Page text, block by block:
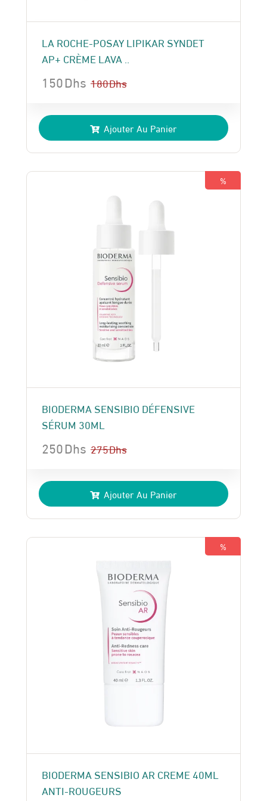
LA ROCHE-POSAY LIPIKAR SYNDET
AP+ CRÈME LAVA ..
180Dhs
prix
initial
était :
180 Dhs.
150Dhs
prix
actuel
est :
150 Dhs.
Ajouter Au Panier
%
BIODERMA SENSIBIO DÉFENSIVE
SÉRUM 30ML
275Dhs
prix
initial
était :
275 Dhs.
250Dhs
prix
actuel
est :
250 Dhs.
Ajouter Au Panier
%
BIODERMA SENSIBIO AR CREME 40ML
ANTI-ROUGEURS